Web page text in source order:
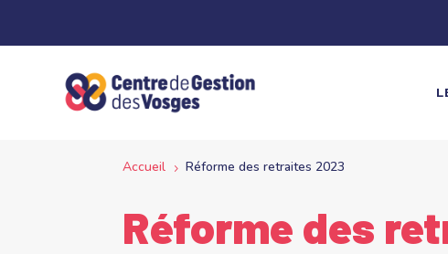
Accueil 5 Réforme des retraites 2023
Réforme des